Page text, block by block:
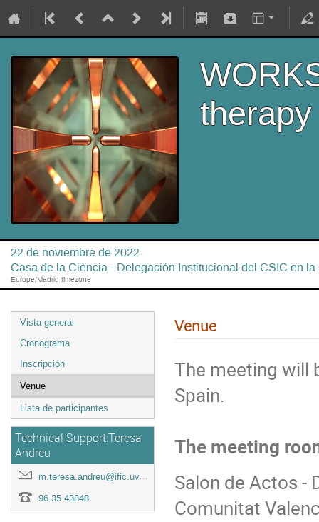
therapy
22 de noviembre de 2022
Casa de la Ciència - Delegación Institucional del CSIC en
Europe/Madrid timezone
Vista general
Cronograma
Inscripción
Venue
Lista de participantes
Technical Support:Teresa
Andreu
m.teresa.andreu@ific.uv.es
96 35 43848
Venue
The meeting will
Spain.
The meeting
Salon de Actos -
Comunitat